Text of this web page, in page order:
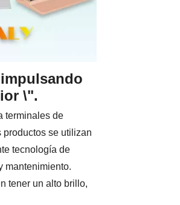
\".
terminales de
se utilizan
tecnología de
mantenimiento.
tener un alto brillo,